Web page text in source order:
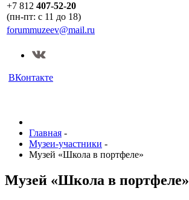
+7 812 407-52-20
(пн-пт: с 11 до 18)
forummuzeev@mail.ru
ВКонтакте
Главная -
Музеи-участники -
Музей «Школа в портфеле»
Музей «Школа в портфеле»